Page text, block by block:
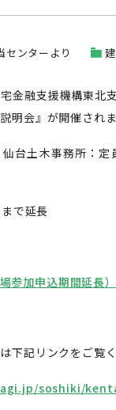
センターより
金融支援機構東北
明会』が開催されま
台土木事務所：
で延長
参加申込期間延長）
下記リンクをご覧く
soshiki/